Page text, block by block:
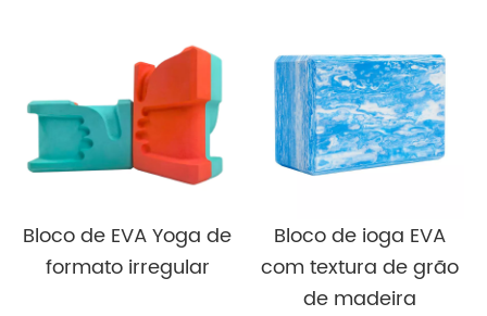
Bloco de EVA Yoga de
formato irregular
Bloco de ioga EVA
com textura de grão
de madeira